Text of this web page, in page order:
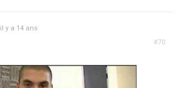
#70
il y a 14 ans